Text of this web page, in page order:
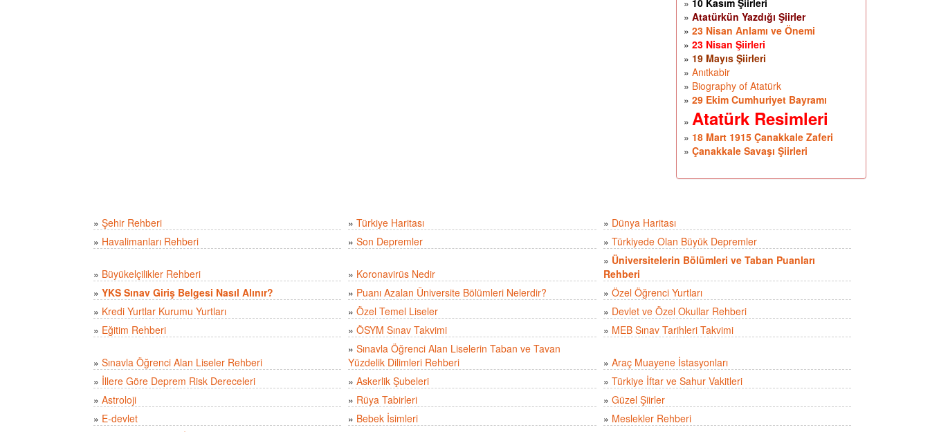
» 10 Kasım Şiirleri
» Atatürkün Yazdığı Şiirler
» 23 Nisan Anlamı ve Önemi
» 23 Nisan Şiirleri
» 19 Mayıs Şiirleri
» Anıtkabir
» Biography of Atatürk
» 29 Ekim Cumhuriyet Bayramı
» Atatürk Resimleri
» 18 Mart 1915 Çanakkale Zaferi
» Çanakkale Savaşı Şiirleri
» Şehir Rehberi » Türkiye Haritası » Dünya Haritası
» Havalimanları Rehberi » Son Depremler » Türkiyede Olan Büyük Depremler
» Büyükelçilikler Rehberi » Koronavirüs Nedir
» Üniversitelerin Bölümleri ve Taban Puanları
Rehberi
» YKS Sınav Giriş Belgesi Nasıl Alınır? » Puanı Azalan Üniversite Bölümleri Nelerdir? » Özel Öğrenci Yurtları
» Kredi Yurtlar Kurumu Yurtları » Özel Temel Liseler » Devlet ve Özel Okullar Rehberi
» Eğitim Rehberi » ÖSYM Sınav Takvimi » MEB Sınav Tarihleri Takvimi
» Sınavla Öğrenci Alan Liseler Rehberi
» Sınavla Öğrenci Alan Liselerin Taban ve Tavan
Yüzdelik Dilimleri Rehberi
» Araç Muayene İstasyonları
» İllere Göre Deprem Risk Dereceleri » Askerlik Şubeleri » Türkiye İftar ve Sahur Vakitleri
» Astroloji » Rüya Tabirleri » Güzel Şiirler
» E-devlet » Bebek İsimleri » Meslekler Rehberi